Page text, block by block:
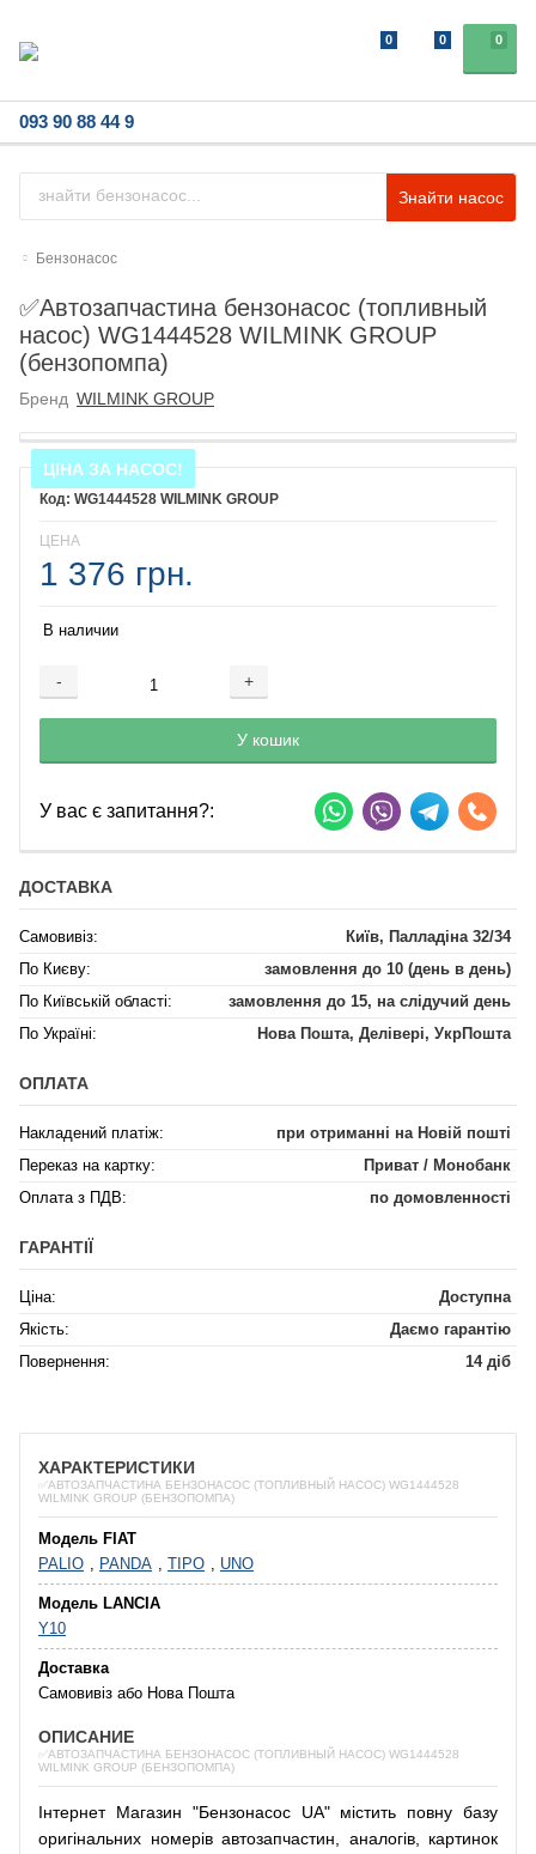
0
0 0
093 90 88 44 9
Знайти насос
Бензонасос
✅Автозапчастина бензонасос (топливный
насос) WG1444528 WILMINK GROUP
(бензопомпа)
Бренд WILMINK GROUP
ЦІНА ЗА НАСОС!
WG1444528 WILMINK GROUP
ЦЕНА
1 376 грн.
В наличии
- +
Добавляется...
У кошик
Добавлен
У вас є запитання?:
ДОСТАВКА
Самовивіз:
Київ, Палладіна 32/34
По Києву:
замовлення до 10 (день в день)
По Київській області:
замовлення до 15, на слідучий день
По Україні:
Нова Пошта, Делівері, УкрПошта
ОПЛАТА
Накладений платіж:
при отриманні на Новій пошті
Переказ на картку:
Приват / Монобанк
Оплата з ПДВ:
по домовленності
ГАРАНТІЇ
Ціна:
Доступна
Якість:
Даємо гарантію
Повернення:
14 діб
ХАРАКТЕРИСТИКИ
✅АВТОЗАПЧАСТИНА БЕНЗОНАСОС (ТОПЛИВНЫЙ НАСОС) WG1444528
WILMINK GROUP (БЕНЗОПОМПА)
Модель FIAT
PALIO , PANDA , TIPO , UNO
Модель LANCIA
Y10
Доставка
Самовивіз або Нова Пошта
ОПИСАНИЕ
✅АВТОЗАПЧАСТИНА БЕНЗОНАСОС (ТОПЛИВНЫЙ НАСОС) WG1444528
WILMINK GROUP (БЕНЗОПОМПА)
Інтернет Магазин "Бензонасос UA" містить повну базу
оригінальних номерів автозапчастин аналогів,
картинок